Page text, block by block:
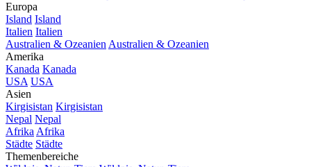
Europa
Island Island
Italien Italien
Australien & Ozeanien Australien & Ozeanien
Amerika
Kanada Kanada
USA USA
Asien
Kirgisistan Kirgisistan
Nepal Nepal
Afrika Afrika
Städte Städte
Themenbereiche